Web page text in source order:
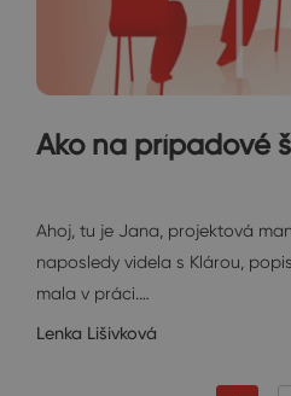
Ako na prípadové
Ahoj, tu je Jana, projektová
naposledy videla s Klárou,
mala v práci.…
Lenka Lišivková